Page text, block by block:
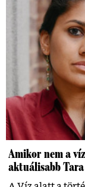
Amikor nem a
aktuálisabb